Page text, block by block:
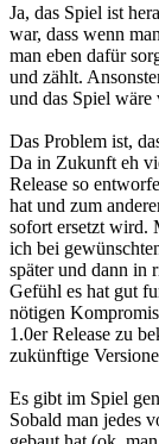
Ja, das Spiel ist
war, dass wenn
man eben dafür
und zählt.
und das Spiel wäre
Das Problem ist,
Da in Zukunft eh
Release so
hat und zum
sofort ersetzt wird.
ich bei
später und dann in
Gefühl es hat gut
nötigen
1.0er Release zu
zukünftige
Es gibt im Spiel
Sobald man jedes